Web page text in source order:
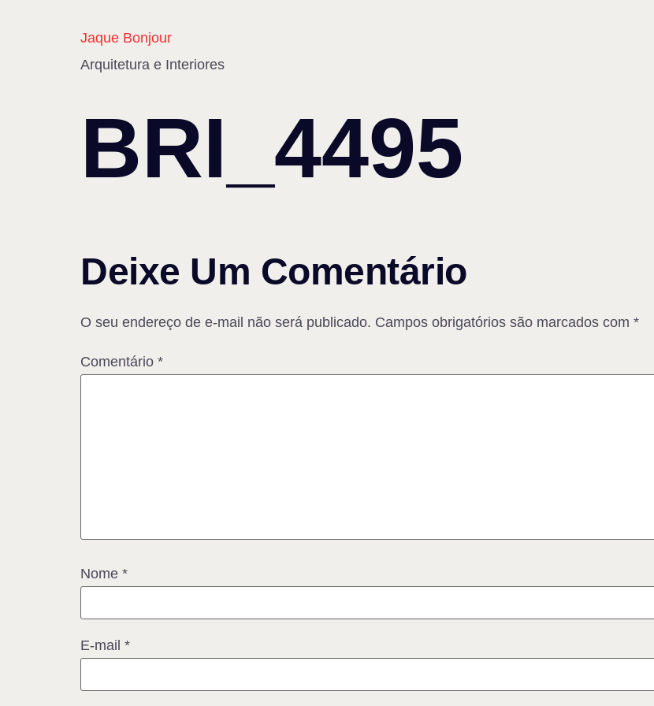
Jaque Bonjour
Arquitetura e Interiores
BRI_4495
Deixe Um Comentário
O seu endereço de e-mail não será publicado. Campos obrigatórios são marcados com *
Comentário *
Nome *
E-mail *